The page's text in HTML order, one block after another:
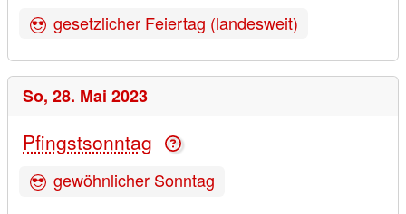
gesetzlicher Feiertag (landesweit)
So, 28. Mai 2023
Pfingstsonntag
gewöhnlicher Sonntag